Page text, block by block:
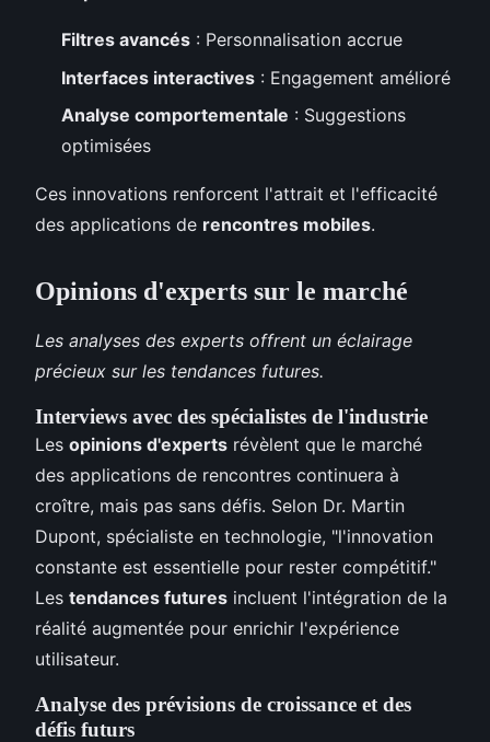
Filtres avancés : Personnalisation accrue
Interfaces interactives : Engagement amélioré
Analyse comportementale : Suggestions
optimisées
Ces innovations renforcent l'attrait et l'efficacité
des applications de rencontres mobiles.
Opinions d'experts sur le marché
Les analyses des experts offrent un éclairage
précieux sur les tendances futures.
Interviews avec des spécialistes de l'industrie
Les opinions d'experts révèlent que le marché
des applications de rencontres continuera à
croître, mais pas sans défis. Selon Dr. Martin
Dupont, spécialiste en technologie, "l'innovation
constante est essentielle pour rester compétitif."
Les tendances futures incluent l'intégration de la
réalité augmentée pour enrichir l'expérience
utilisateur.
Analyse des prévisions de croissance et des
défis futurs